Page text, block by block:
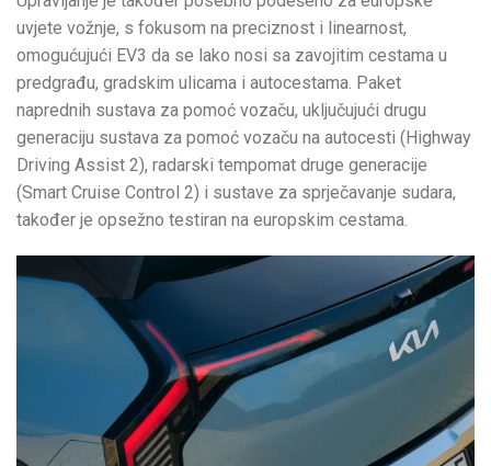
uvjete vožnje, s fokusom na preciznost i linearnost,
omogućujući EV3 da se lako nosi sa zavojitim cestama u
predgrađu, gradskim ulicama i autocestama. Paket
naprednih sustava za pomoć vozaču, uključujući drugu
generaciju sustava za pomoć vozaču na autocesti (Highway
Driving Assist 2), radarski tempomat druge generacije
(Smart Cruise Control 2) i sustave za sprječavanje sudara,
također je opsežno testiran na europskim cestama.